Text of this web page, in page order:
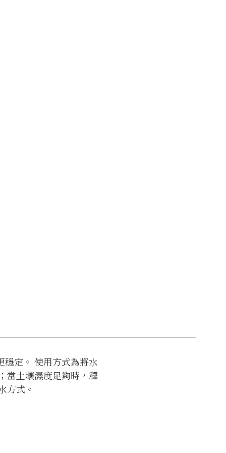
穩定。 使用方式為將水
當土壤濕度足夠時，釋
方式。